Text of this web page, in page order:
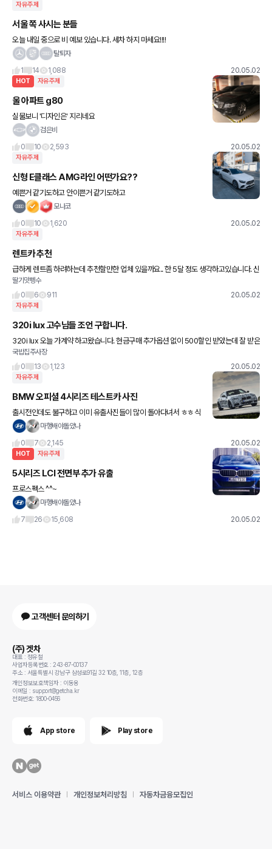
자유주제
서울 쪽 사시는 분들
오늘 내일 중으로 비 예보 있습니다. 세차 하지 마세요!!!!
탈퇴자
1
14 1,088 20.05.02
HOT 자유주제
울 아파트 g80
실물보니 '디자인은' 지리네요
검은비
0
10 2,593 20.05.02
자유주제
신형 E클래스 AMG라인 어떤가요??
예쁜거 같기도하고 안이쁜거 같기도하고
모나코
0
10 1,620 20.05.02
자유주제
렌트카 추천
급하게 렌트좀 하려하는데 추천할만한 업체 있을까요.. 한 5달 정도 생각하고있습니다. 신
차렌트는 너무.. 부담스럽고... 키로수가 많아서 왠만해선 할증 없는곳으로 알아보고싶은
데 ㅠㅠ 어렵네요 현 운
딸기맛펭수
0
6 911 20.05.02
자유주제
320i lux 고수님들 조언 구합니다.
320i lux 오늘 가계약 하고왔습니다. 현금구매 추가옵션 없이 500할인 받았는데 잘 받은
건가요? 사은품 또는 서비스 뭐 받으면 될까요? 고수님들 많은 조언 부탁드립니다.
국밥집주사장
0
13 1,123 20.05.02
자유주제
BMW 오피셜 4시리즈 테스트카 사진
출시전인데도 불구하고 이미 유출사진들이 많이 돌아다녀서 ㅎㅎ 식
상한가요 마행배야돌았나
0
7 2,145 20.05.02
HOT 자유주제
5시리즈 LCI 전면부 추가 유출
프로스펙스 ^^~
마행배야돌았나
7
26 15,608 20.05.02
고객센터 문의하기
(주) 겟차
대표 : 정유철
사업자등록번호 : 243-87-00137
주소 : 서울특별시 강남구 삼성로91길 32 10층, 11층, 12층
개인정보보호책임자 : 이동용
이메일 : support@getcha.kr
전화번호: 1800-0456
App store Play store
서비스 이용약관 개인정보처리방침 자동차금융모집인